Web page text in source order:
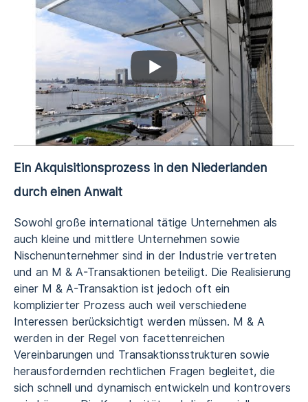
Ein Akquisitionsprozess in den Niederlanden
durch einen Anwalt
Sowohl große international tätige Unternehmen als
auch kleine und mittlere Unternehmen sowie
Nischenunternehmer sind in der Industrie vertreten
und an M & A-Transaktionen beteiligt. Die Realisierung
einer M & A-Transaktion ist jedoch oft ein
komplizierter Prozess auch weil verschiedene
Interessen berücksichtigt werden müssen. M & A
werden in der Regel von facettenreichen
Vereinbarungen und Transaktionsstrukturen sowie
herausfordernden rechtlichen Fragen begleitet, die
sich schnell und dynamisch entwickeln und kontrovers